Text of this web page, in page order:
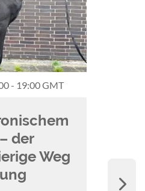
- 19:00 GMT
der
Weg